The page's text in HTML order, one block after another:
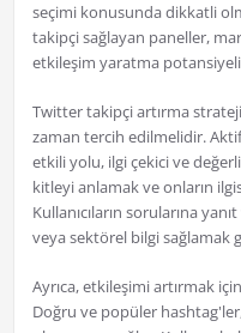
seçimi konusunda dikkatli
takipçi sağlayan paneller,
etkileşim yaratma
Twitter takipçi artırma
zaman tercih edilmelidir.
etkili yolu, ilgi çekici ve
kitleyi anlamak ve onların
Kullanıcıların sorularına
veya sektörel bilgi sağlamak
Ayrıca, etkileşimi artırmak
Doğru ve popüler